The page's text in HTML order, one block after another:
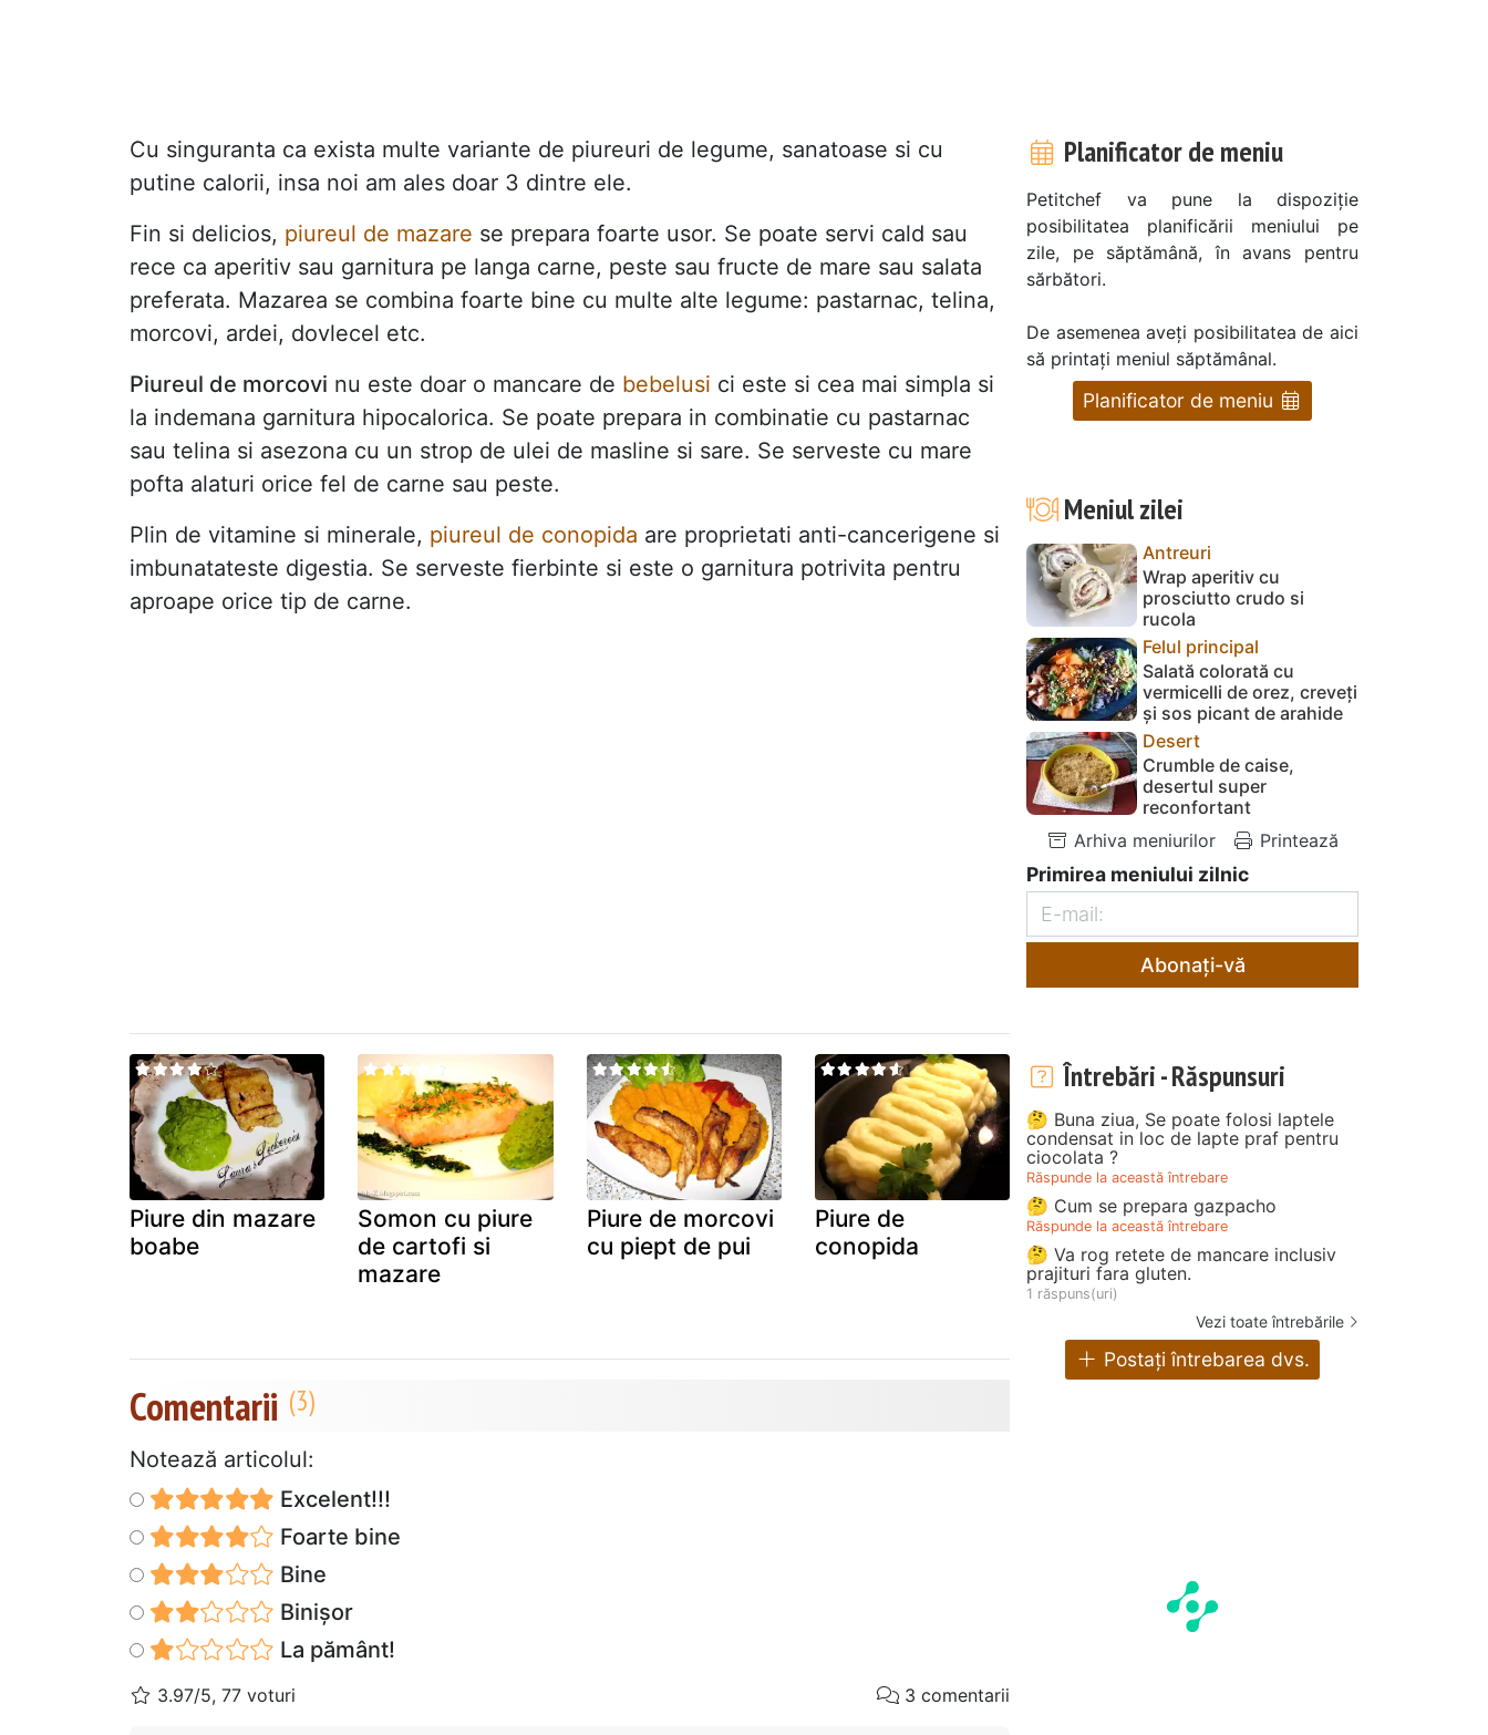
Cu singuranta ca exista multe variante de piureuri de legume, sanatoase si cu
putine calorii, insa noi am ales doar 3 dintre ele.
Fin si delicios, piureul de mazare se prepara foarte usor. Se poate servi cald sau
rece ca aperitiv sau garnitura pe langa carne, peste sau fructe de mare sau salata
preferata. Mazarea se combina foarte bine cu multe alte legume: pastarnac, telina,
morcovi, ardei, dovlecel etc.
Piureul de morcovi nu este doar o mancare de bebelusi ci este si cea mai simpla si
la indemana garnitura hipocalorica. Se poate prepara in combinatie cu pastarnac
sau telina si asezona cu un strop de ulei de masline si sare. Se serveste cu mare
pofta alaturi orice fel de carne sau peste.
Plin de vitamine si minerale, piureul de conopida are proprietati anti-cancerigene si
imbunatateste digestia. Se serveste fierbinte si este o garnitura potrivita pentru
aproape orice tip de carne.
Piure din mazare
boabe
Somon cu piure
de cartofi si
mazare
Piure de morcovi
cu piept de pui
Piure de
conopida
Comentarii
Notează articolul:
Excelent!!!
Foarte bine
Bine
Binișor
La pământ!
3.97/5, 77 voturi 3 comentarii
Planificator de meniu
Petitchef va pune la dispoziție
posibilitatea planificării meniului pe
zile, pe săptămână, în avans pentru
sărbători.
De asemenea aveți posibilitatea de aici
să printați meniul săptămânal.
Planificator de meniu
Meniul zilei
Antreuri
Wrap aperitiv cu
prosciutto crudo si
rucola
Felul principal
Salată colorată cu
vermicelli de orez, creveți
și sos picant de arahide
Desert
Crumble de caise,
desertul super
reconfortant
Arhiva meniurilor
Printează
Primirea meniului zilnic
Abonați-vă
Întrebări - Răspunsuri
🤔 Buna ziua, Se poate folosi laptele
condensat in loc de lapte praf pentru
ciocolata ?
Răspunde la această întrebare
🤔 Cum se prepara gazpacho
Răspunde la această întrebare
🤔 Va rog retete de mancare inclusiv
prajituri fara gluten.
1 răspuns(uri)
Vezi toate întrebările
Postați întrebarea dvs.